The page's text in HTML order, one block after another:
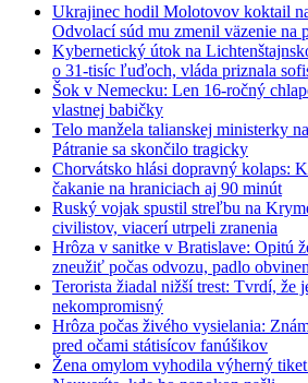
Ukrajinec hodil Molotovov koktail
Odvolací súd mu zmenil väzenie na
Kybernetický útok na
o 31-tisíc ľuďoch, vláda priznala
Šok v Nemecku: Len 16-ročný
vlastnej babičky
Telo manžela talianskej ministerky
Pátranie sa skončilo tragicky
Chorvátsko hlási dopravný kolaps:
čakanie na hraniciach aj 90 minút
Ruský vojak spustil streľbu na
civilistov, viacerí utrpeli zranenia
Hrôza v sanitke v Bratislave: Opitú
zneužiť počas odvozu, padlo
Terorista žiadal nižší trest: Tvrdí, že
nekompromisný
Hrôza počas živého vysielania:
pred očami státisícov fanúšikov
Žena omylom vyhodila výherný